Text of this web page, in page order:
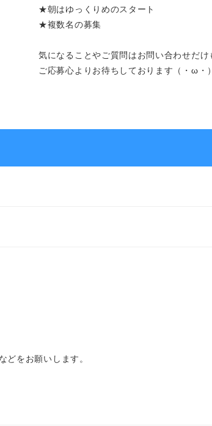
★朝はゆっくりめのスタート
★複数名の募集
気になることやご質問はお問い合わせだ
ご応募心よりお待ちしております（・ω・
どをお願いします。